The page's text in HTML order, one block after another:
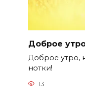
Доброе
Доброе утро,
нотки!
13